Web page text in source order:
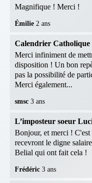
Magnifique ! Merci !
Émilie 2 ans
Calendrier
Merci infiniment de
disposition ! Un bon
pas la possibilité de
Merci également...
smsc 3 ans
L’imposteur soeur
Bonjour, et merci !
recevront le digne
Belial qui ont fait cela !
Frédéric 3 ans